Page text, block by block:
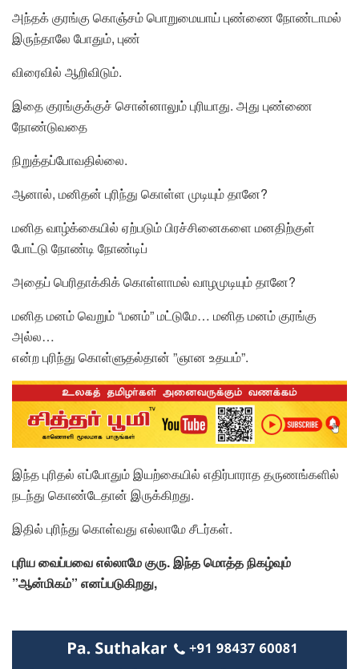
அந்தக் குரங்கு கொஞ்சம் பொறுமையாய் புண்ணை நோண்டாமல்
இருந்தாலே போதும், புண்
விரைவில் ஆறிவிடும்.
இதை குரங்குக்குச் சொன்னாலும் புரியாது. அது புண்ணை
நோண்டுவதை
நிறுத்தப்போவதில்லை.
ஆனால், மனிதன் புரிந்து கொள்ள முடியும் தானே?
மனித வாழ்க்கையில் ஏற்படும் பிரச்சினைகளை மனதிற்குள்
போட்டு நோண்டி நோண்டிப்
அதைப் பெரிதாக்கிக் கொள்ளாமல் வாழமுடியும் தானே?
மனித மனம் வெறும் “மனம்” மட்டுமே… மனித மனம் குரங்கு
அல்ல…
என்ற புரிந்து கொள்ளுதல்தான் ”ஞான உதயம்”.
இந்த புரிதல் எப்போதும் இயற்கையில் எதிர்பாராத தருணங்களில்
நடந்து கொண்டேதான் இருக்கிறது.
இதில் புரிந்து கொள்வது எல்லாமே சீடர்கள்.
புரிய வைப்பவை எல்லாமே குரு. இந்த மொத்த நிகழ்வும்
”ஆன்மிகம்” எனப்படுகிறது,